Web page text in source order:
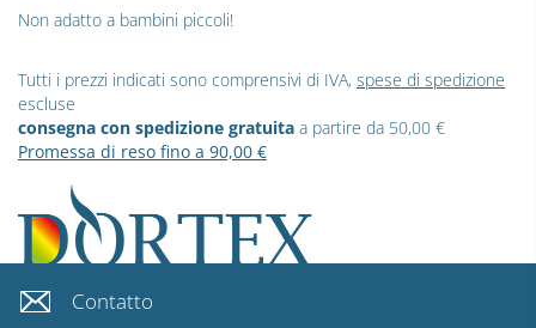
Non adatto a bambini piccoli!
Tutti i prezzi indicati sono comprensivi di IVA, spese di spedizione
escluse
consegna con spedizione gratuita a partire da 50,00 €
Promessa di reso fino a 90,00 €
Contatto